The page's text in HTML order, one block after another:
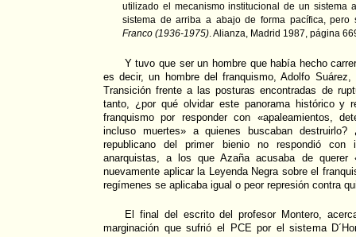
utilizado el mecanismo institucional de un sistema
sistema de arriba a abajo de forma pacífica, pero
Franco (1936-1975). Alianza, Madrid 1987, página
Y tuvo que ser un hombre que había hecho
es decir, un hombre del franquismo, Adolfo
Transición frente a las posturas encontradas de
tanto, ¿por qué olvidar este panorama histórico y
franquismo por responder con «apaleamientos,
incluso muertes» a quienes buscaban
republicano del primer bienio no respondió con
anarquistas, a los que Azaña acusaba de querer
nuevamente aplicar la Leyenda Negra sobre el
regímenes se aplicaba igual o peor represión contra
El final del escrito del profesor Montero,
marginación que sufrió el PCE por el sistema